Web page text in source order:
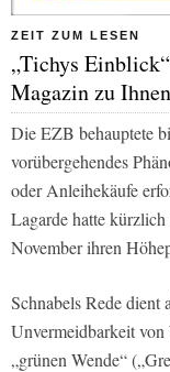
ZEIT ZUM LESEN
„Tichys
Magazin zu Ihnen
Die EZB behauptete
vorübergehendes
oder Anleihekäufe
Lagarde hatte
November ihren
Schnabels Rede
Unvermeidbarkeit
„grünen Wende“